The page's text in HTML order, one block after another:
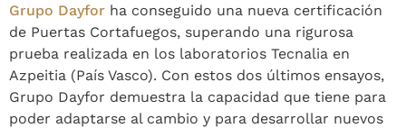
Grupo Dayfor ha conseguido una nueva certificación
de Puertas Cortafuegos, superando una rigurosa
prueba realizada en los laboratorios Tecnalia en
Azpeitia (País Vasco). Con estos dos últimos ensayos,
Grupo Dayfor demuestra la capacidad que tiene para
poder adaptarse al cambio y para desarrollar nuevos